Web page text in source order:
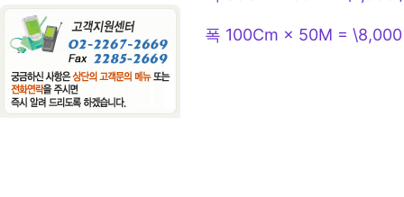
폭 100Cm × 50M = \8,000